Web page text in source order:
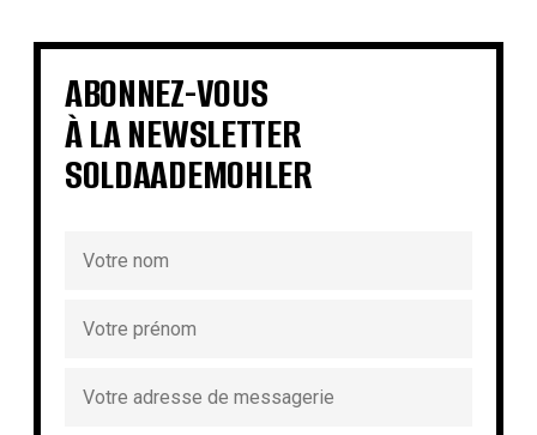
€
€ €
€ €
ABONNEZ-VOUS
À LA NEWSLETTER
SOLDAADEMOHLER